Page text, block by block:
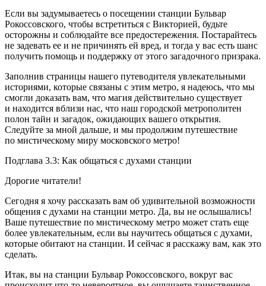
Если вы задумываетесь о посещении станции Бульвар
Рокоссовского, чтобы встретиться с Викторией, будьте
осторожны и соблюдайте все предостережения. Постарайтесь
не задевать ее и не причинять ей вред, и тогда у вас есть шанс
получить помощь и поддержку от этого загадочного призрака.
Заполнив страницы нашего путеводителя увлекательными
историями, которые связаны с этим метро, я надеюсь, что мы
смогли доказать вам, что магия действительно существует
и находится вблизи нас, что наш городской метрополитен
полон тайн и загадок, ожидающих вашего открытия.
Следуйте за мной дальше, и мы продолжим путешествие
по мистическому миру московского метро!
Подглава 3.3: Как общаться с духами станции
Дорогие читатели!
Сегодня я хочу рассказать вам об удивительной возможности
общения с духами на станции метро. Да, вы не ослышались!
Ваше путешествие по мистическому метро может стать еще
более увлекательным, если вы научитесь общаться с духами,
которые обитают на станции. И сейчас я расскажу вам, как это
сделать.
Итак, вы на станции Бульвар Рокоссовского, вокруг вас